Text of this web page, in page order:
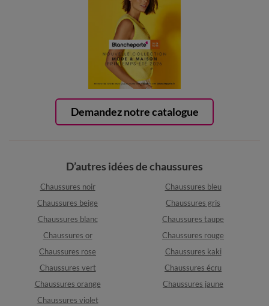
Demandez notre catalogue
D’autres idées de chaussures
Chaussures noir
Chaussures bleu
Chaussures beige
Chaussures gris
Chaussures blanc
Chaussures taupe
Chaussures or
Chaussures rouge
Chaussures rose
Chaussures kaki
Chaussures vert
Chaussures écru
Chaussures orange
Chaussures jaune
Chaussures violet